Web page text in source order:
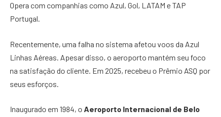
Opera com companhias como Azul, Gol, LATAM e TAP
Portugal.
Recentemente, uma falha no sistema afetou voos da Azul
Linhas Aéreas. Apesar disso, o aeroporto mantém seu foco
na satisfação do cliente. Em 2025, recebeu o Prêmio ASQ por
seus esforços.
Inaugurado em 1984, o Aeroporto Internacional de Belo